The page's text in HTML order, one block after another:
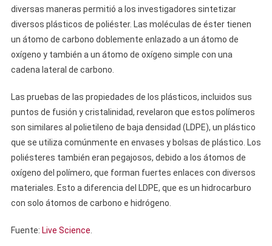
diversas maneras permitió a los investigadores sintetizar
diversos plásticos de poliéster. Las moléculas de éster tienen
un átomo de carbono doblemente enlazado a un átomo de
oxígeno y también a un átomo de oxígeno simple con una
cadena lateral de carbono.
Las pruebas de las propiedades de los plásticos, incluidos sus
puntos de fusión y cristalinidad, revelaron que estos polímeros
son similares al polietileno de baja densidad (LDPE), un plástico
que se utiliza comúnmente en envases y bolsas de plástico. Los
poliésteres también eran pegajosos, debido a los átomos de
oxígeno del polímero, que forman fuertes enlaces con diversos
materiales. Esto a diferencia del LDPE, que es un hidrocarburo
con solo átomos de carbono e hidrógeno.
Fuente: Live Science